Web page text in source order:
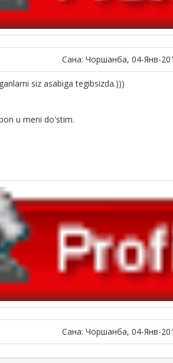
Сана: Чоршанба, 04-Янв-
siz asabiga tegibsizda.)))
u meni do'stim.
Сана: Чоршанба, 04-Янв-